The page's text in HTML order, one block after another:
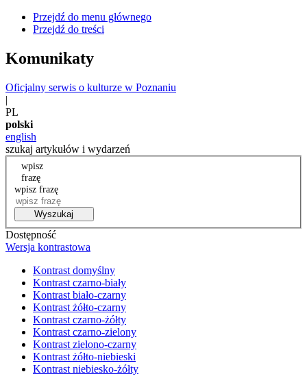
Przejdź do menu głównego
Przejdź do treści
Komunikaty
Oficjalny serwis o kulturze w Poznaniu
|
PL
polski
english
szukaj artykułów i wydarzeń
wpisz
frazę
wpisz frazę
Wyszukaj
Dostępność
Wersja kontrastowa
Kontrast domyślny
Kontrast czarno-biały
Kontrast biało-czarny
Kontrast żółto-czarny
Kontrast czarno-żółty
Kontrast czarno-zielony
Kontrast zielono-czarny
Kontrast żółto-niebieski
Kontrast niebiesko-żółty